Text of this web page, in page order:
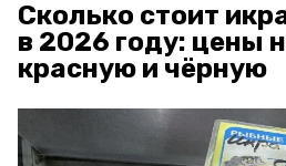
Сколько стоит
в 2026 году: цены
красную и чёрную